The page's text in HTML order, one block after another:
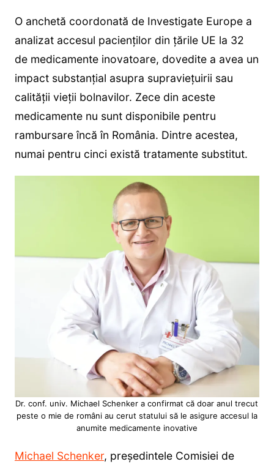
O anchetă coordonată de Investigate Europe a
analizat accesul pacienților din țările UE la 32
de medicamente inovatoare, dovedite a avea un
impact substanțial asupra supraviețuirii sau
calității vieții bolnavilor. Zece din aceste
medicamente nu sunt disponibile pentru
rambursare încă în România. Dintre acestea,
numai pentru cinci există tratamente substitut.
Dr. conf. univ. Michael Schenker a confirmat că doar anul trecut
peste o mie de români au cerut statului să le asigure accesul la
anumite medicamente inovative
Michael Schenker, președintele Comisiei de